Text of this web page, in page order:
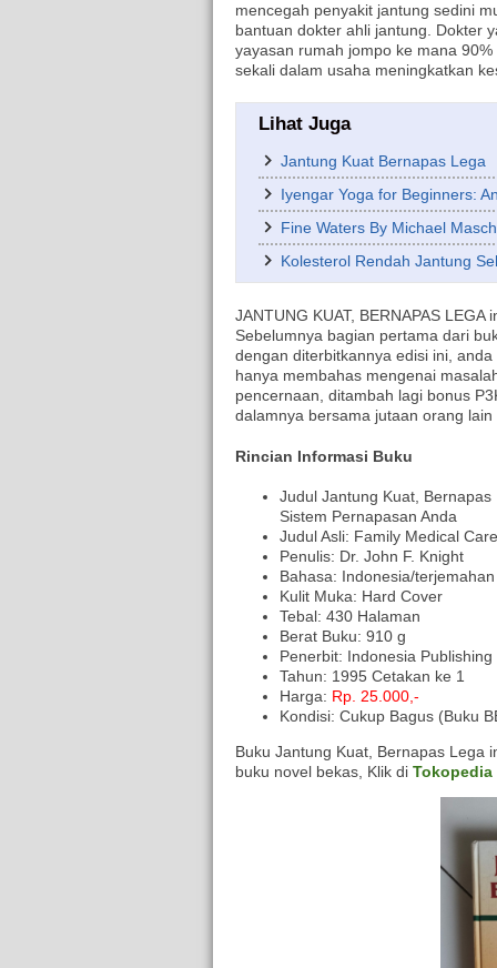
mencegah penyakit jantung sedini
bantuan dokter ahli jantung. Dokter
yayasan rumah jompo ke mana
sekali dalam usaha meningkatkan
Lihat Juga
Jantung Kuat Bernapas Lega
Iyengar Yoga for Beginners:
Fine Waters By Michael
Kolesterol Rendah Jantung
JANTUNG KUAT, BERNAPAS
Sebelumnya bagian pertama dari
dengan diterbitkannya edisi ini,
hanya membahas mengenai
pencernaan, ditambah lagi bonus
dalamnya bersama jutaan orang
Rincian Informasi Buku
Judul Jantung Kuat,
Sistem Pernapasan Anda
Judul Asli: Family Medical
Penulis: Dr. John F. Knight
Bahasa: Indonesia/terjemahan
Kulit Muka: Hard Cover
Tebal: 430 Halaman
Berat Buku: 910 g
Penerbit: Indonesia Publishing
Tahun: 1995 Cetakan ke 1
Harga: Rp. 25.000,-
Kondisi: Cukup Bagus (Buku
Buku Jantung Kuat, Bernapas Lega
buku novel bekas, Klik di Tokopedia